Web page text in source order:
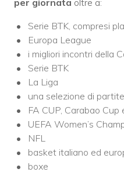
per giornata oltre a:
Serie BTK, compresi
Europa League
i migliori incontri della
Serie BTK
La Liga
una selezione di
FA CUP, Carabao
UEFA Women’s
NFL
basket italiano ed
boxe